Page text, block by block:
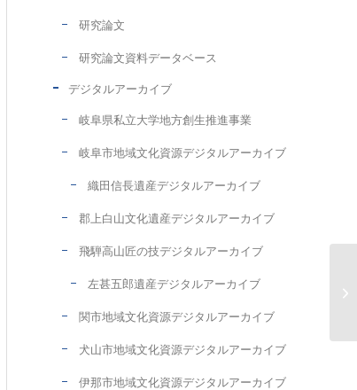
研究論文
研究論文資料データベース
デジタルアーカイブ
岐阜県私立大学地方創生推進事業
岐阜市地域文化資源デジタルアーカイブ
織田信長遺産デジタルアーカイブ
郡上白山文化遺産デジタルアーカイブ
飛騨高山匠の技デジタルアーカイブ
左甚五郎遺産デジタルアーカイブ
関市地域文化資源デジタルアーカイブ
犬山市地域文化資源デジタルアーカイブ
伊那市地域文化資源デジタルアーカイブ